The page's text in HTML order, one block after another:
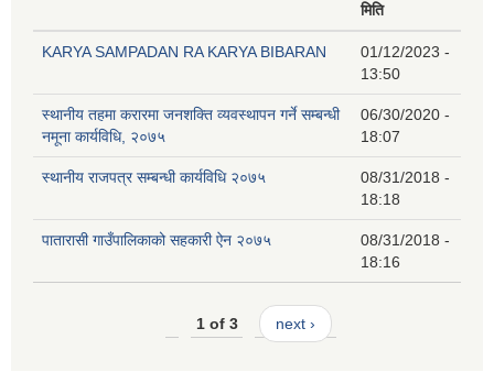
मिति
KARYA SAMPADAN RA KARYA BIBARAN
01/12/2023 -
13:50
स्थानीय तहमा करारमा जनशक्ति व्यवस्थापन गर्ने सम्बन्धी
नमूना कार्यविधि, २०७५
06/30/2020 -
18:07
स्थानीय राजपत्र सम्बन्धी कार्यविधि २०७५
08/31/2018 -
18:18
पातारासी गाउँपालिकाको सहकारी ऐन २०७५
08/31/2018 -
18:16
1 of 3 next ›